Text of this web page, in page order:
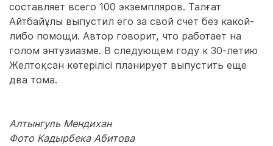
составляет всего 100 экземпляров. Талғат
Айтбайұлы выпустил его за свой счет без какой-
либо помощи. Автор говорит, что работает на
голом энтузиазме. В следующем году к 30-летию
Желтоқсан көтерілісі планирует выпустить еще
два тома.
Алтынгуль Мендихан
Фото Кадырбека Абитова